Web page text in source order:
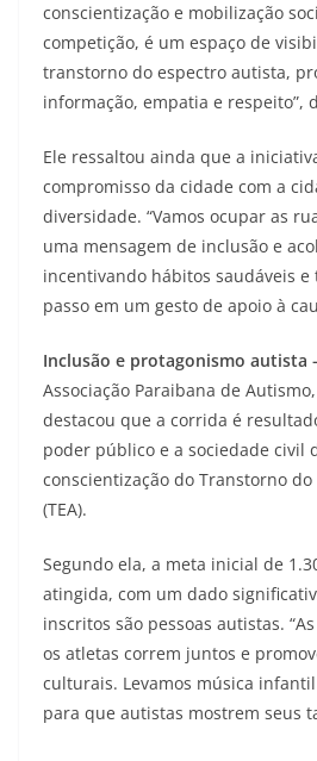
conscientização e mobilização
competição, é um espaço de
transtorno do espectro autista,
informação, empatia e respeito”,
Ele ressaltou ainda que a
compromisso da cidade com a
diversidade. “Vamos ocupar as
uma mensagem de inclusão e
incentivando hábitos saudáveis
passo em um gesto de apoio à
Inclusão e protagonismo autista
Associação Paraibana de
destacou que a corrida é
poder público e a sociedade civil
conscientização do Transtorno
(TEA).
Segundo ela, a meta inicial de
atingida, com um dado
inscritos são pessoas autistas.
os atletas correm juntos e
culturais. Levamos música
para que autistas mostrem seus